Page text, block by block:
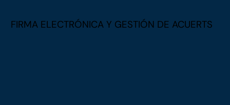
FIRMA ELECTRÓNICA Y GESTIÓN DE ACUERTS